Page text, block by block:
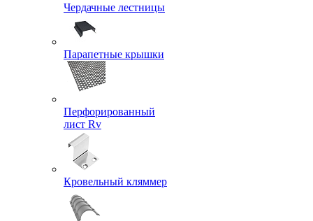
Чердачные лестницы
Парапетные крышки
Перфорированный
лист Rv
Кровельный кляммер